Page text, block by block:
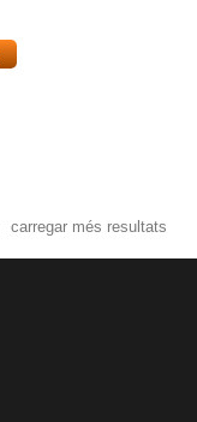
carregar més resultats